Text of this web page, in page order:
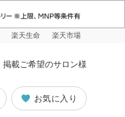
楽天生命 楽天市場
掲載ご希望のサロン様
お気に入り